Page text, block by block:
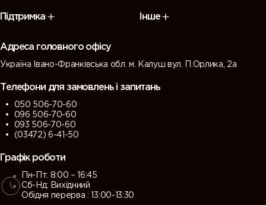
Підтримка Інше
Адреса головного офісу
Україна Івано-Франківська обл. м. Калуш вул. П.Орлика, 2а
Телефони для замовлень і запитань
050 506-70-60
096 506-70-60
093 506-70-60
(03472) 6-41-50
Графік роботи
Пн-Пт: 8:00 – 16:45
Сб-Нд: Вихідниий
Обідня перерва : 13:00-13:30